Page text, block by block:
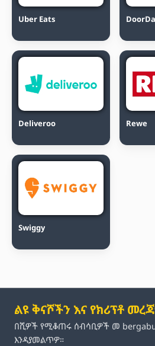
Uber Eats
Deliveroo Rewe
Swiggy
ልዩ ቅናሾችን እና የክሪፕቶ
በሺዎች የሚቆጠሩ ሰብሳቢዎች መ
እንዳያመልጥዎ።